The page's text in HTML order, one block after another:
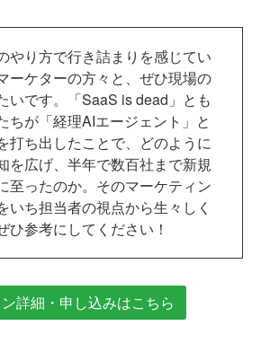
やり方で行き詰まりを感じてい
ケターの方々と、ぜひ現場の
いです。「SaaS is dead」とも
ちが「経理AIエージェント」と
打ち出したことで、どのように
を広げ、半年で数百社まで新規
至ったのか。そのマーケティン
いち担当者の視点から生々しく
ひ参考にしてください！
詳細・申し込みはこちら